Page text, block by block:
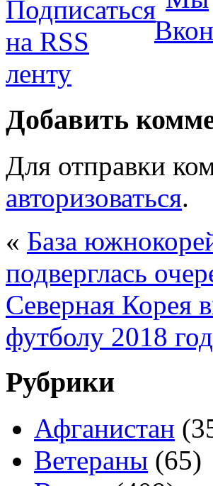
Добавить
Для отправки
авторизоваться.
« База
подверглась
Северная Корея
футболу 2018
Рубрики
Афганистан
Ветераны (65)